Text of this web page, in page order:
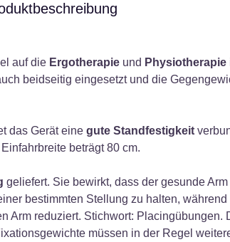
auf die Ergotherapie und Physiotherapie
beidseitig eingesetzt und die
das Gerät eine gute Standfestigkeit
beträgt 80 cm.
geliefert. Sie bewirkt, dass der gesunde
bestimmten Stellung zu halten,
Arm reduziert. Stichwort: Placingübungen.
müssen in der Regel